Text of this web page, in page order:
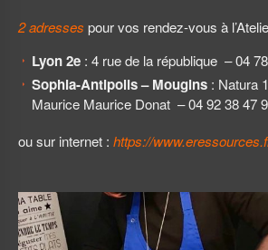
2 adresses pour vos rendez-vous à
Lyon 2e : 4 rue de la république – 04
Sophia-Antipolis – Mougins : Natura
Maurice Maurice Donat – 04 92 38 47
ou sur internet : https://